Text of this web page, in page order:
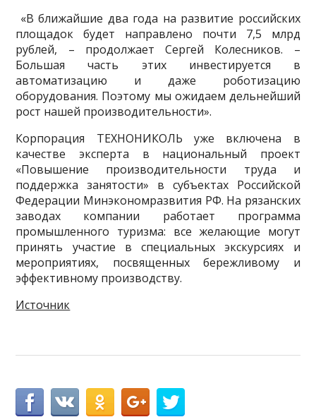
«В ближайшие два года на развитие российских
площадок будет направлено почти 7,5 млрд
рублей, – продолжает Сергей Колесников. –
Большая часть этих инвестируется в
автоматизацию и даже роботизацию
оборудования. Поэтому мы ожидаем дельнейший
рост нашей производительности».
Корпорация ТЕХНОНИКОЛЬ уже включена в
качестве эксперта в национальный проект
«Повышение производительности труда и
поддержка занятости» в субъектах Российской
Федерации Минэкономразвития РФ. На рязанских
заводах компании работает программа
промышленного туризма: все желающие могут
принять участие в специальных экскурсиях и
мероприятиях, посвященных бережливому и
эффективному производству.​
Источник